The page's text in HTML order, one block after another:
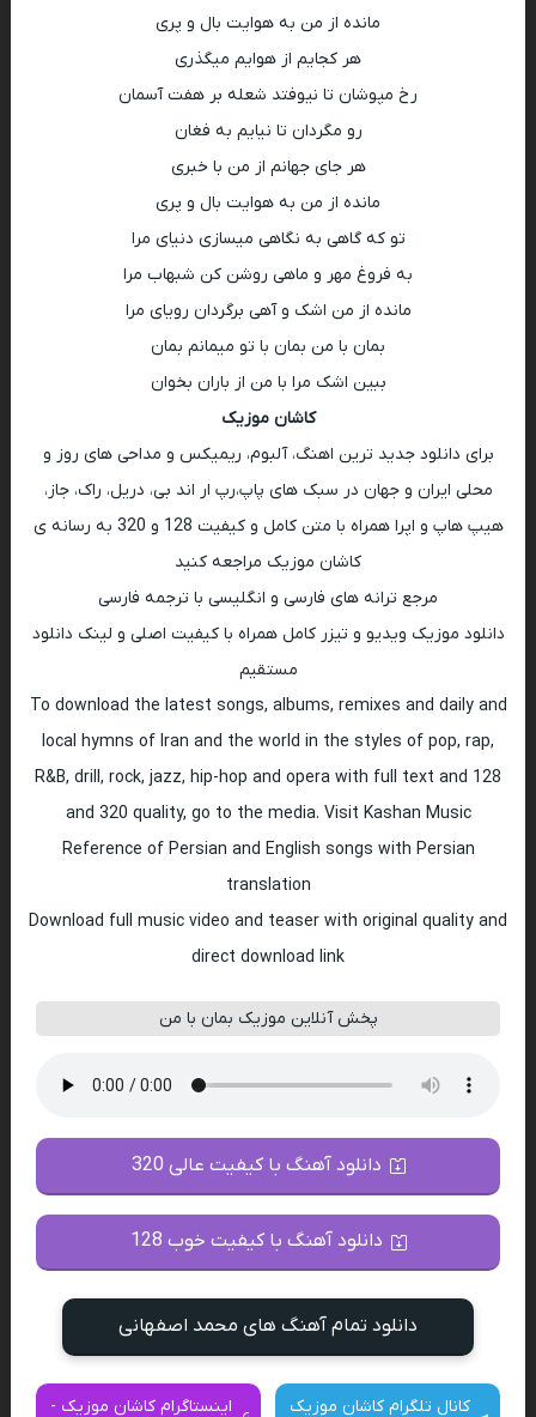
مانده از من به هوایت بال و پری
هر کجایم از هوایم میگذری
رخ مپوشان تا نیوفتد شعله بر هفت آسمان
رو مگردان تا نیایم به فغان
هر جای جهانم از من با خبری
مانده از من به هوایت بال و پری
تو که گاهی به نگاهی میسازی دنیای مرا
به فروغ مهر و ماهی روشن کن شبهاب مرا
مانده از من اشک و آهی برگردان رویای مرا
بمان با من بمان با تو میمانم بمان
ببین اشک مرا با من از باران بخوان
کاشان موزیک
برای دانلود جدید ترین اهنگ، آلبوم، ریمیکس و مداحی های روز و
محلی ایران و جهان در سبک های پاپ،رپ ار اند بی، دریل، راک، جاز،
هیپ هاپ و اپرا همراه با متن کامل و کیفیت 128 و 320 به رسانه ی
کاشان موزیک مراجعه کنید
مرجع ترانه های فارسی و انگلیسی با ترجمه فارسی
دانلود موزیک ویدیو و تیزر کامل همراه با کیفیت اصلی و لینک دانلود
مستقیم
To download the latest songs, albums, remixes and daily and
local hymns of Iran and the world in the styles of pop, rap,
R&B, drill, rock, jazz, hip-hop and opera with full text and 128
and 320 quality, go to the media. Visit Kashan Music
Reference of Persian and English songs with Persian
translation
Download full music video and teaser with original quality and
direct download link
پخش آنلاین موزیک بمان با من
دانلود آهنگ با کیفیت عالی 320
دانلود آهنگ با کیفیت خوب 128
دانلود تمام آهنگ های محمد اصفهانی
کانال تلگرام کاشان موزیک اینستاگرام کاشان موزیک -